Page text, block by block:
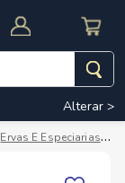
Alterar >
Ervas E Especiarias